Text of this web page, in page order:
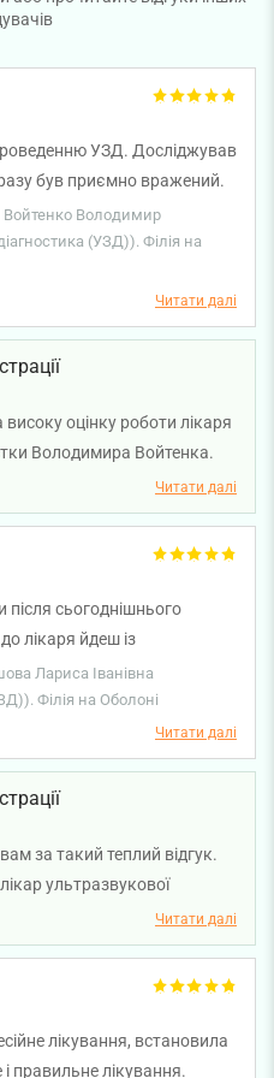
УЗД. Досліджував
був приємно вражений.
Щиро рекомендую!
Войтенко Володимир
(УЗД)). Філія на
Читати далі
оцінку роботи лікаря
Володимира Войтенка.
залишилися задоволені
досліджень та
підхід фахівця.
Читати далі
сьогоднішнього
лікаря йдеш із
Проходимо УЗ-
років поспіль у
Лариса Іванівна
усміхнена, уважна
з кабінету — і вже
за такий підхід і
з таким фахівцем.
Лариса Іванівна
Філія на Оболоні
Читати далі
за такий теплий відгук.
ультразвукової
вже багато років
а кожен візит дарує
та впевненості. Такі слова є
лікаря й великою
команди. Бажаємо вам
Читати далі
лікування, встановила
і правильне лікування.